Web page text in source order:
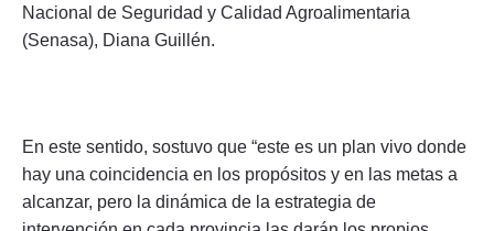
Nacional de Seguridad y Calidad Agroalimentaria
(Senasa), Diana Guillén.
En este sentido, sostuvo que “este es un plan vivo donde
hay una coincidencia en los propósitos y en las metas a
alcanzar, pero la dinámica de la estrategia de